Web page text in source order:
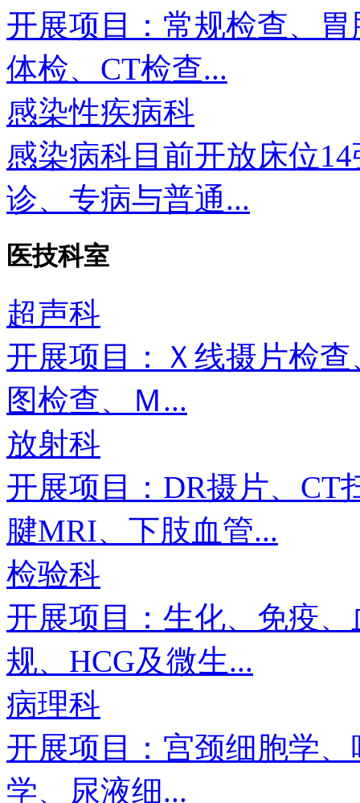
开展项目：常规检查、
体检、CT检查...
感染性疾病科
感染病科目前开放床位
诊、专病与普通...
医技科室
超声科
开展项目：Ｘ线摄片检
图检查、Ｍ...
放射科
开展项目：DR摄片、CT
腱MRI、下肢血管...
检验科
开展项目：生化、免疫
规、HCG及微生...
病理科
开展项目：宫颈细胞学
学、尿液细...